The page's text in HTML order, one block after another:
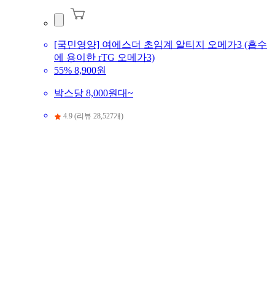
[국민영양] 여에스더 초임계 알티지 오메가3 (흡수
에 용이한 rTG 오메가3)
55% 8,900원
박스당 8,000원대~
4.9 (리뷰 28,527개)